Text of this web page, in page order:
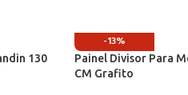
130
-13%
Painel Divisor Para
CM Grafito